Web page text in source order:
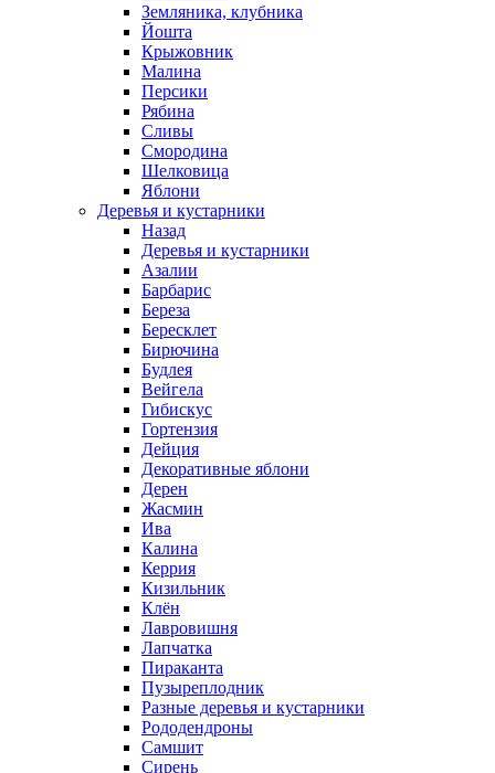
Земляника, клубника
Йошта
Крыжовник
Малина
Персики
Рябина
Сливы
Смородина
Шелковица
Яблони
Деревья и кустарники
Назад
Деревья и кустарники
Азалии
Барбарис
Береза
Бересклет
Бирючина
Будлея
Вейгела
Гибискус
Гортензия
Дейция
Декоративные яблони
Дерен
Жасмин
Ива
Калина
Керрия
Кизильник
Клён
Лавровишня
Лапчатка
Пираканта
Пузыреплодник
Разные деревья и кустарники
Рододендроны
Самшит
Сирень